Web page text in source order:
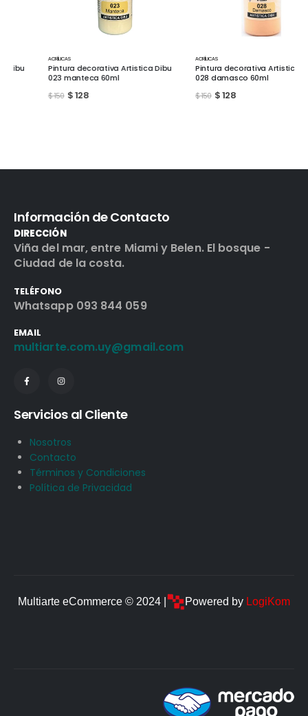
Pintura decorativa Artistica Dibu
023 manteca 60ml
128
Pintura decorativa Artistica Dibu
028 damasco 60ml
128
Información de Contacto
DIRECCIÓN
Viña del mar, entre Miami y Belen. El bosque -
Ciudad de la costa.
TELÉFONO
Whatsapp 093 844 059
EMAIL
multiarte.com.uy@gmail.com
Servicios al Cliente
Nosotros
Contacto
Términos y Condiciones
Política de Privacidad
Multiarte eCommerce © 2024 | Powered by LogiKom